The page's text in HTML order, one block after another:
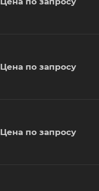
Цена по запросу
Цена по запросу